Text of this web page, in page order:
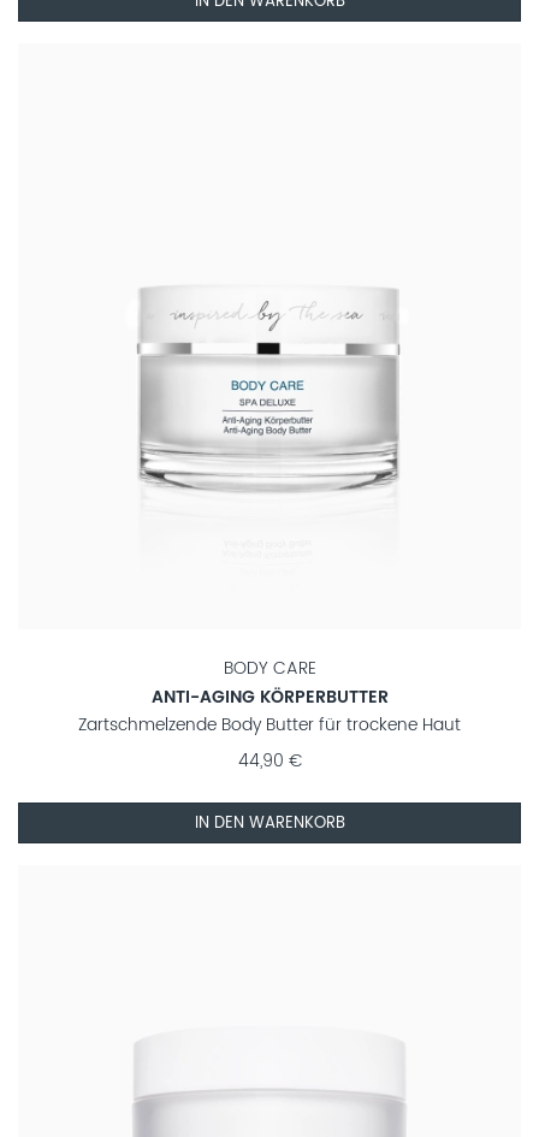
BODY CARE
ANTI-AGING KÖRPERBUTTER
Zartschmelzende Body Butter für trockene Haut
44,90 €
IN DEN WARENKORB